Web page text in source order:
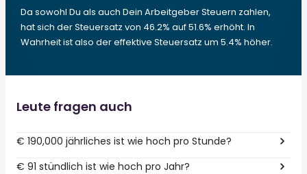
Da sowohl Du als auch Dein Arbeitgeber Steuern zahlen,
hat sich der Steuersatz von 46.2% auf 51.6% erhöht. In
Wahrheit ist also der effektive Steuersatz um 5.4% höher.
Leute fragen auch
€ 190,000 jährliches ist wie hoch pro Stunde?
€ 91 stündlich ist wie hoch pro Jahr?